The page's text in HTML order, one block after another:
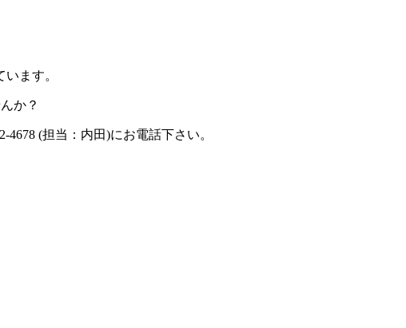
ます。
か？
4678 (担当：内田)にお電話下さい。